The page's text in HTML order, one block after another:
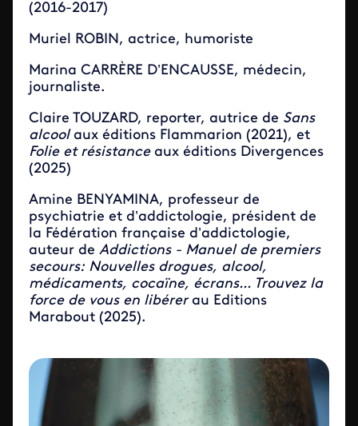
(2016-2017)
Muriel ROBIN, actrice, humoriste
Marina CARRÈRE D’ENCAUSSE, médecin,
journaliste.
Claire TOUZARD, reporter, autrice de Sans
alcoolaux éditions Flammarion (2021), et
Folie et résistanceaux éditions Divergences
(2025)
Amine BENYAMINA, professeur de
psychiatrie et d’addictologie, président de
la Fédération française d’addictologie,
auteur de Addictions - Manuel de premiers
secours: Nouvelles drogues, alcool,
médicaments, cocaïne, écrans... Trouvez la
force de vous en libérerau Editions
Marabout (2025).